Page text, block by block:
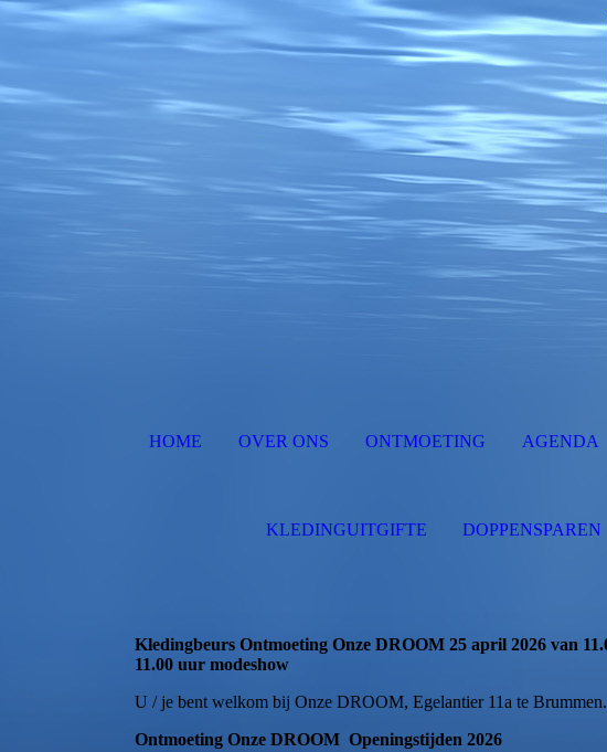
HOME OVER ONS ONTMOETING AGENDA
KLEDINGUITGIFTE DOPPENSPAREN
Kledingbeurs Ontmoeting Onze DROOM 25 april 2026 van
11.00 uur modeshow
U / je bent welkom bij Onze DROOM, Egelantier 11a te Brummen.
Ontmoeting Onze DROOM Openingstijden 2026